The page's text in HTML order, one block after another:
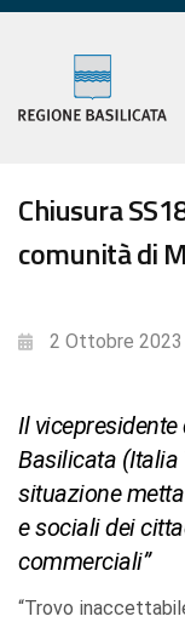
Chiusura
comunità di
2 Ottobre 2023
Il
Basilicata (Italia
situazione
e sociali dei
commerciali”
“Trovo